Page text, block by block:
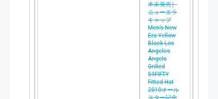
本未発売］
ニューエラ
キャップ
Men’s New
Era Yellow
Black Los
Angeles
Angels
Grilled
59FIFTY
Fitted Hat
2010オール
スター記念